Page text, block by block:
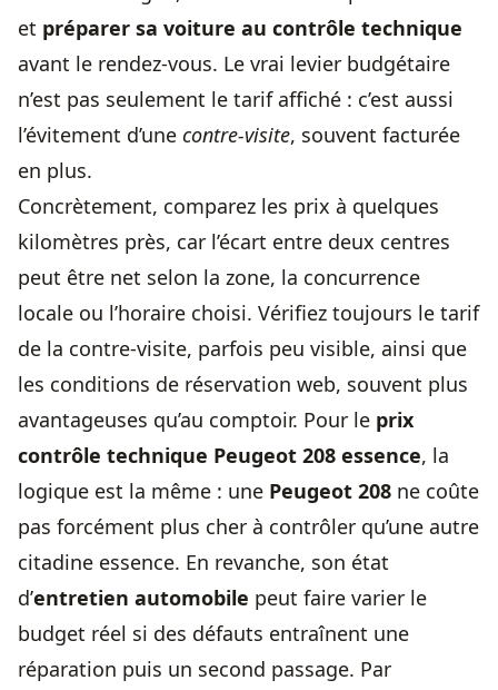
et préparer sa voiture au contrôle technique
avant le rendez-vous. Le vrai levier budgétaire
n’est pas seulement le tarif affiché : c’est aussi
l’évitement d’une contre-visite, souvent facturée
en plus.
Concrètement, comparez les prix à quelques
kilomètres près, car l’écart entre deux centres
peut être net selon la zone, la concurrence
locale ou l’horaire choisi. Vérifiez toujours le tarif
de la contre-visite, parfois peu visible, ainsi que
les conditions de réservation web, souvent plus
avantageuses qu’au comptoir. Pour le prix
contrôle technique Peugeot 208 essence, la
logique est la même : une Peugeot 208 ne coûte
pas forcément plus cher à contrôler qu’une autre
citadine essence. En revanche, son état
d’entretien automobile peut faire varier le
budget réel si des défauts entraînent une
réparation puis un second passage. Par